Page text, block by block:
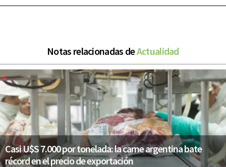
Notas relacionadas deActualidad
Casi U$S 7.000 por tonelada: la carne argentina bate
récord en el precio de exportación